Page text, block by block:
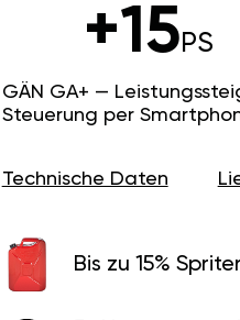
+15PS
GÄN GA+ —
Steuerung per
Technische Daten
Bis zu 15%